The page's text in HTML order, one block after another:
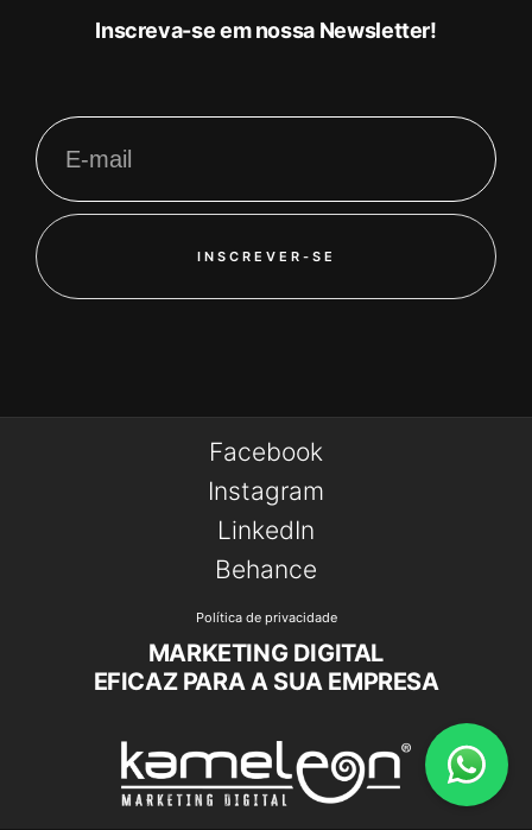
Inscreva-se em nossa Newsletter!
INSCREVER-SE
MARKETING DIGITAL
EFICAZ PARA A SUA EMPRESA
Facebook
Instagram
LinkedIn
Behance
Política de privacidade